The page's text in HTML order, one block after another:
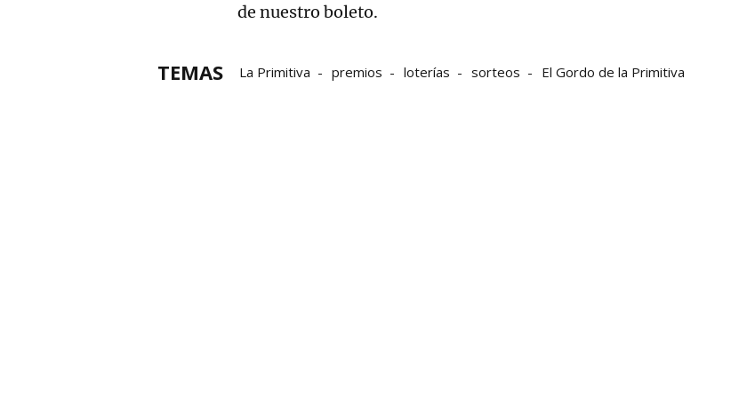
de nuestro boleto.
TEMAS La Primitiva premios loterías sorteos El Gordo de la Primitiva